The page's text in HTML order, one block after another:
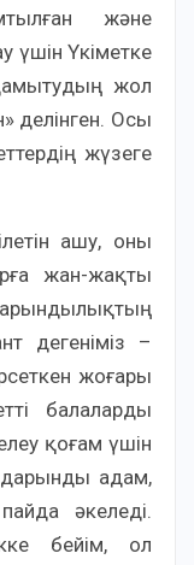
және
үшін Үкіметке
жол
делінген. Осы
жүзеге
ашу, оны
жан-жақты
дегеніміз –
жоғары
балаларды
қоғам үшін
дарынды адам,
әкеледі.
бейім, ол